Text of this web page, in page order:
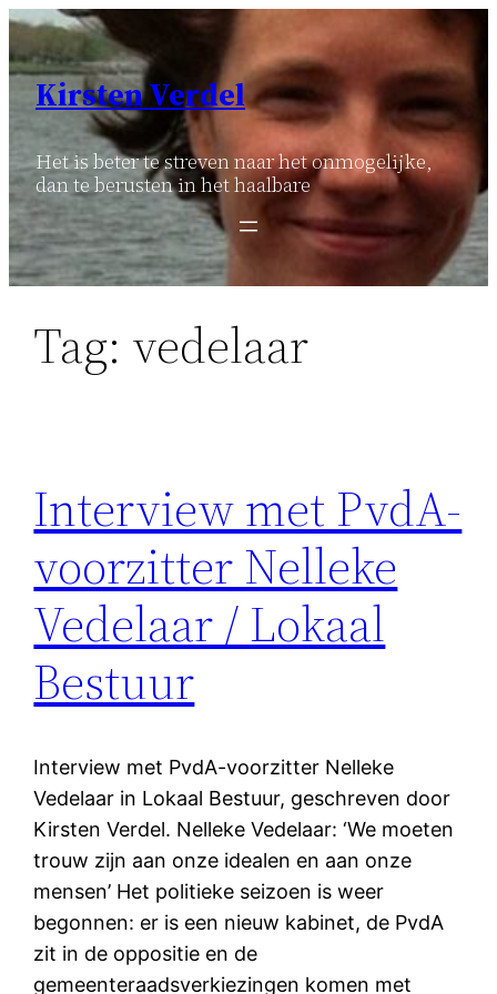
Ga
naar
inhoud
Kirsten Verdel
Het is beter te streven naar het onmogelijke,
dan te berusten in het haalbare
Tag: vedelaar
Interview met PvdA-
voorzitter Nelleke
Vedelaar / Lokaal
Bestuur
Interview met PvdA-voorzitter Nelleke
Vedelaar in Lokaal Bestuur, geschreven door
Kirsten Verdel. Nelleke Vedelaar: ‘We moeten
trouw zijn aan onze idealen en aan onze
mensen’ Het politieke seizoen is weer
begonnen: er is een nieuw kabinet, de PvdA
zit in de oppositie en de
gemeenteraadsverkiezingen komen met